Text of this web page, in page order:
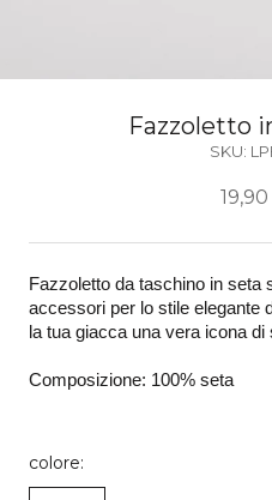
Fazzoletto
SKU:
Fazzoletto da taschino in seta
accessori per lo stile elegante
la tua giacca una vera icona di
Composizione: 100% seta
colore: